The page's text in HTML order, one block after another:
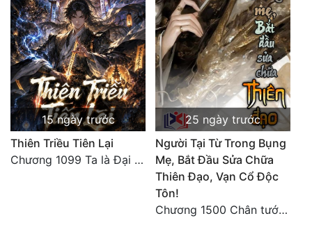
Tu Chân
Tu Tiên
Tội Phạm
Vô Địch
Võ Hiệp
Võng Du
15 ngày trước
Thiên Triều Tiên Lại
Chương 1099 Ta là Đại La Tiên! Một người đắc đạo, gà chó lên trời (Đại kết cục)
25 ngày trước
Người Tại Từ Trong Bụng
Mẹ, Bắt Đầu Sửa Chữa
Thiên Đạo, Vạn Cổ Độc
Tôn!
Chương 1500 Chân tướng thế giới! Tam thế hợp nhất! (kết thúc) (5)